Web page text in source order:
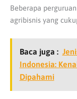
Beberapa
agribisnis yang
Baca juga :
Indonesia:
Dipahami